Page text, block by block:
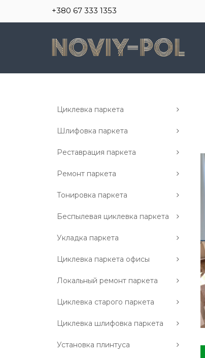
+380 67 333 1353
Циклевка паркета
Шлифовка паркета
Реставрация паркета
Ремонт паркета
Тонировка паркета
Беспылевая циклевка паркета
Укладка паркета
Циклевка паркета офисы
Локальный ремонт паркета
Циклевка старого паркета
Циклевка шлифовка паркета
Установка плинтуса